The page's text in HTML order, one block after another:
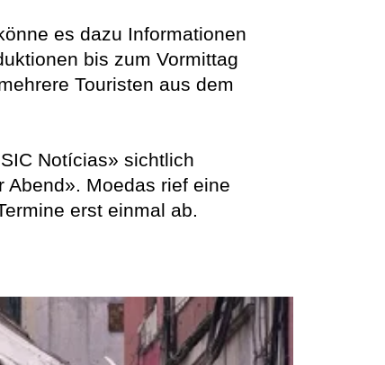
es dazu Informationen
bis zum Vormittag
Touristen aus dem
Notícias» sichtlich
Moedas rief eine
erst einmal ab.